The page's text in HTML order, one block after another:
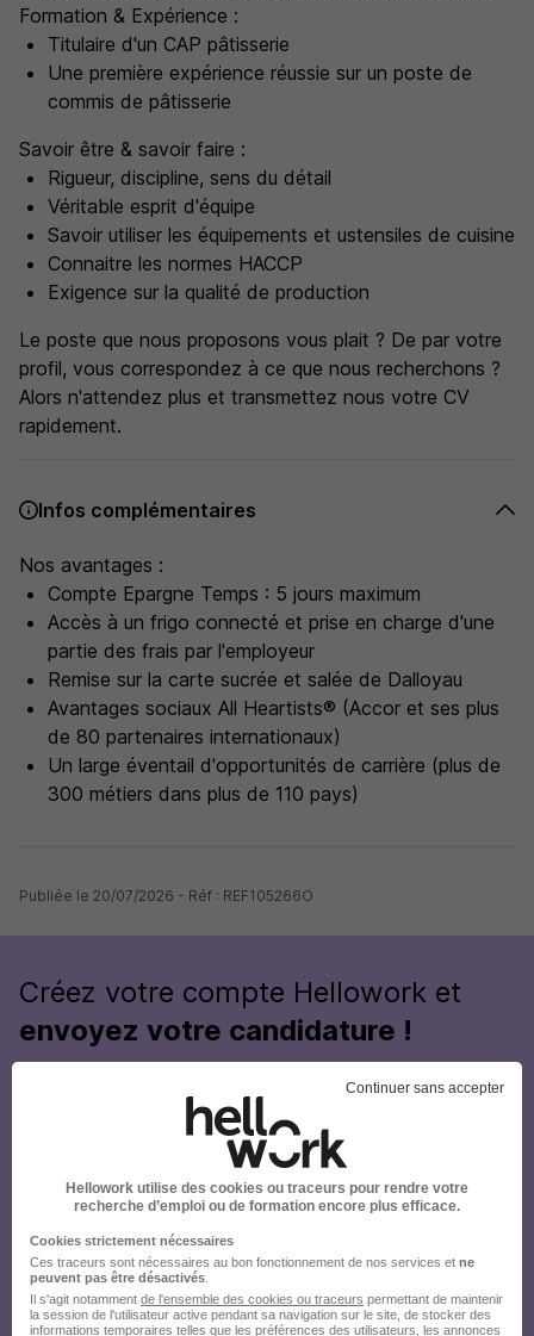
Formation & Expérience :
Titulaire d'un CAP pâtisserie
Une première expérience réussie sur un poste de
commis de pâtisserie
Savoir être & savoir faire :
Rigueur, discipline, sens du détail
Véritable esprit d'équipe
Savoir utiliser les équipements et ustensiles de cuisine
Connaitre les normes HACCP
Exigence sur la qualité de production
Le poste que nous proposons vous plait ? De par votre
profil, vous correspondez à ce que nous recherchons ?
Alors n'attendez plus et transmettez nous votre CV
rapidement.
Infos complémentaires
Nos avantages :
Compte Epargne Temps : 5 jours maximum
Accès à un frigo connecté et prise en charge d'une
partie des frais par l'employeur
Remise sur la carte sucrée et salée de Dalloyau
Avantages sociaux All Heartists® (Accor et ses plus
de 80 partenaires internationaux)
Un large éventail d'opportunités de carrière (plus de
300 métiers dans plus de 110 pays)
Publiée le 20/07/2026 - Réf : REF105266O
Créez votre compte Hellowork et
envoyez votre candidature !
Continuer sans accepter
Hellowork utilise des cookies ou traceurs pour rendre votre
recherche d’emploi ou de formation encore plus efficace.
Cookies strictement nécessaires
Ces traceurs sont nécessaires au bon fonctionnement de nos services et ne
peuvent pas être désactivés
Il s'agit notamment de l'ensemble des cookies ou traceurs permettant de maintenir
la session de l'utilisateur active pendant sa navigation sur le site, de stocker des
informations temporaires telles que les préférences des utilisateurs, les annonces